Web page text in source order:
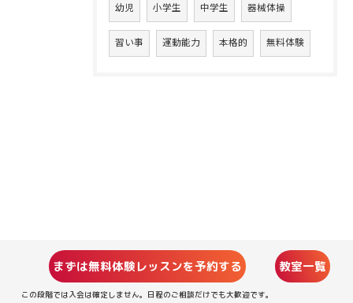
幼児 小学生 中学生 器械体操
習い事 運動能力 本格的 無料体験
まずは無料体験レッスンを予約する
この段階では入会は確定しません。日程のご相談だけでも大歓迎です。
教室一覧